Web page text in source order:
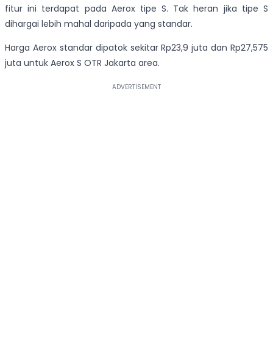
fitur ini terdapat pada Aerox tipe S. Tak heran jika tipe S
dihargai lebih mahal daripada yang standar.
Harga Aerox standar dipatok sekitar Rp23,9 juta dan Rp27,575
juta untuk Aerox S OTR Jakarta area.